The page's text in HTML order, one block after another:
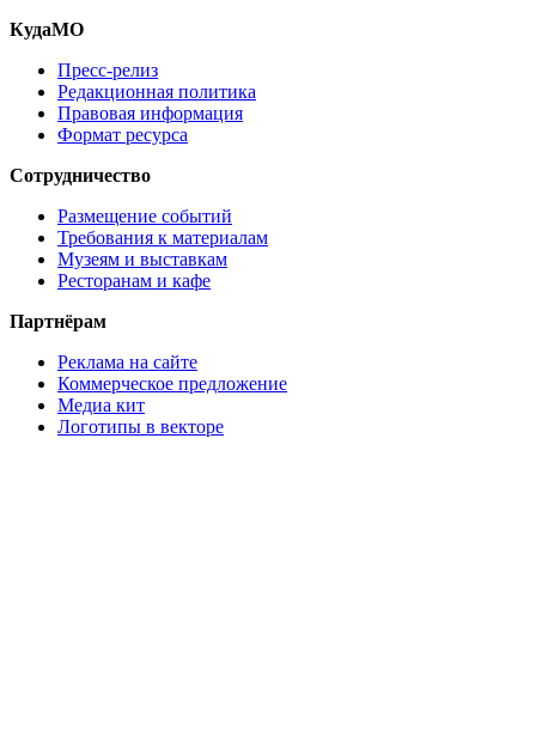
КудаМО
Пресс-релиз
Редакционная политика
Правовая информация
Формат ресурса
Сотрудничество
Размещение событий
Требования к материалам
Музеям и выставкам
Ресторанам и кафе
Партнёрам
Реклама на сайте
Коммерческое предложение
Медиа кит
Логотипы в векторе